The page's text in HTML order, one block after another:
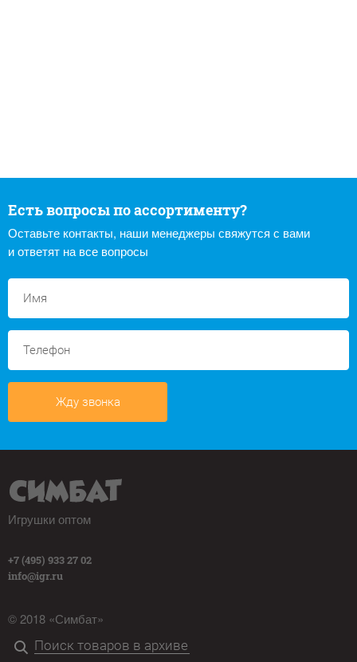
Есть вопросы по ассортименту?
Оставьте контакты, наши менеджеры свяжутся с вами
и ответят на все вопросы
Жду звонка
Игрушки оптом
+7 (495) 933 27 02
info@igr.ru
© 2018 «Симбат»